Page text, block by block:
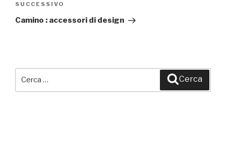
Articolo
successivo
SUCCESSIVO
Camino : accessori di design
Cerca